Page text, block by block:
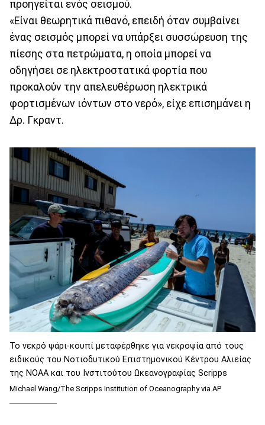
προηγείται ενός σεισμού.
«Είναι θεωρητικά πιθανό, επειδή όταν συμβαίνει
ένας σεισμός μπορεί να υπάρξει συσσώρευση της
πίεσης στα πετρώματα, η οποία μπορεί να
οδηγήσει σε ηλεκτροστατικά φορτία που
προκαλούν την απελευθέρωση ηλεκτρικά
φορτισμένων ιόντων στο νερό», είχε επισημάνει η
Δρ. Γκραντ.
Το νεκρό ψάρι-κουπί μεταφέρθηκε για νεκροψία από τους
ειδικούς του Νοτιοδυτικού Επιστημονικού Κέντρου Αλιείας
της NOAA και του Ινστιτούτου Ωκεανογραφίας Scripps
Michael Wang/The Scripps Institution of Oceanography via AP